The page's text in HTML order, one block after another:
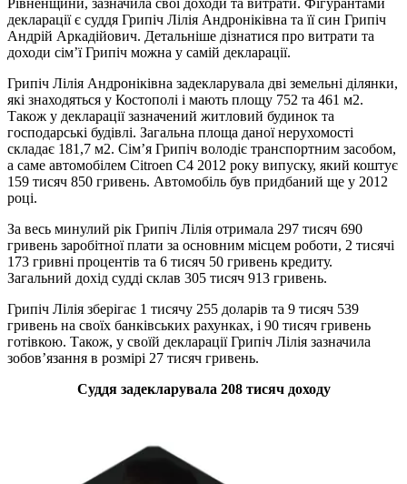
декларації є суддя Грипіч Лілія Андроніківна та її син Грипіч
Андрій Аркадійович. Детальніше дізнатися про витрати та
доходи сім’ї Грипіч можна у самій декларації.
Грипіч Лілія Андроніківна задекларувала дві земельні ділянки,
які знаходяться у Костополі і мають площу 752 та 461 м2.
Також у декларації зазначений житловий будинок та
господарські будівлі. Загальна площа даної нерухомості
складає 181,7 м2. Сім’я Грипіч володіє транспортним засобом,
а саме автомобілем Citroen C4 2012 року випуску, який коштує
159 тисяч 850 гривень. Автомобіль був придбаний ще у 2012
році.
За весь минулий рік Грипіч Лілія отримала 297 тисяч 690
гривень заробітної плати за основним місцем роботи, 2 тисячі
173 гривні процентів та 6 тисяч 50 гривень кредиту.
Загальний дохід судді склав 305 тисяч 913 гривень.
Грипіч Лілія зберігає 1 тисячу 255 доларів та 9 тисяч 539
гривень на своїх банківських рахунках, і 90 тисяч гривень
готівкою. Також, у своїй декларації Грипіч Лілія зазначила
зобов’язання в розмірі 27 тисяч гривень.
Суддя задекларувала 208 тисяч доходу